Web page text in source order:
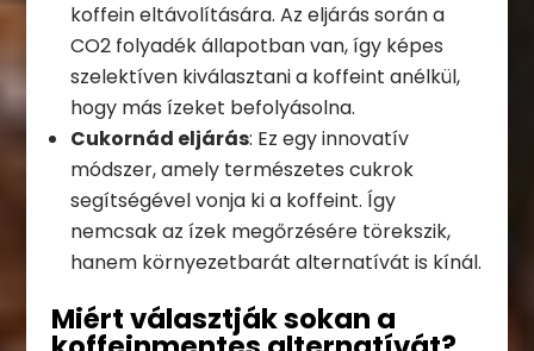
koffein eltávolítására. Az eljárás során a
CO2 folyadék állapotban van, így képes
szelektíven kiválasztani a koffeint anélkül,
hogy más ízeket befolyásolna.
Cukornád eljárás: Ez egy innovatív
módszer, amely természetes cukrok
segítségével vonja ki a koffeint. Így
nemcsak az ízek megőrzésére törekszik,
hanem környezetbarát alternatívát is kínál.
Miért választják sokan a